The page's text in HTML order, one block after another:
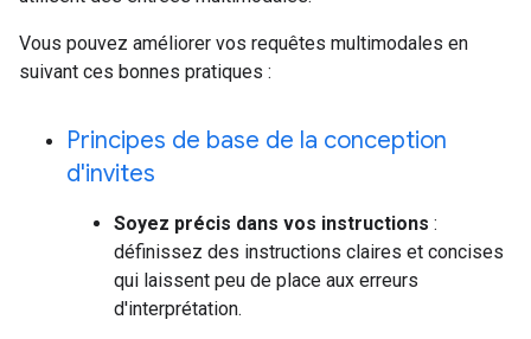
Vous pouvez améliorer vos requêtes multimodales en
suivant ces bonnes pratiques :
Principes de base de la conception
d'invites
Soyez précis dans vos instructions :
définissez des instructions claires et concises
qui laissent peu de place aux erreurs
d'interprétation.